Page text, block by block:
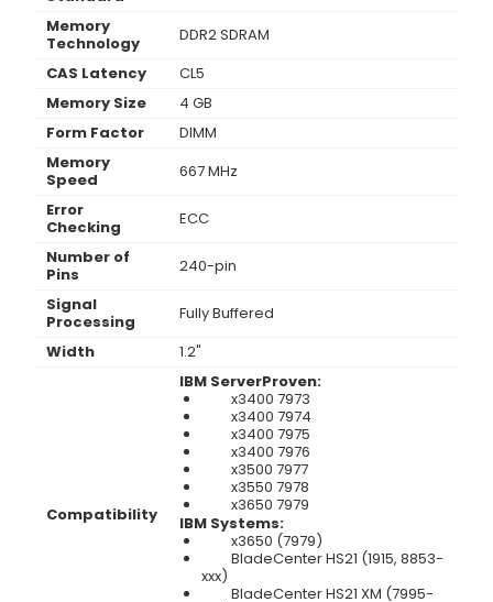
Memory
Technology
DDR2 SDRAM
CAS Latency
CL5
Memory Size
4 GB
Form Factor
DIMM
Memory
Speed
667 MHz
Error
Checking
ECC
Number of
Pins
240-pin
Signal
Processing
Fully Buffered
Width
1.2"
Compatibility
IBM ServerProven:
x3400 7973
x3400 7974
x3400 7975
x3400 7976
x3500 7977
x3550 7978
x3650 7979
IBM Systems:
x3650 (7979)
BladeCenter HS21 (1915, 8853-
xxx)
BladeCenter HS21 XM (7995-